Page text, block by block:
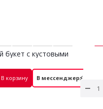
букет с кустовыми
3 500 руб.
В корзину В мессенджер⚡